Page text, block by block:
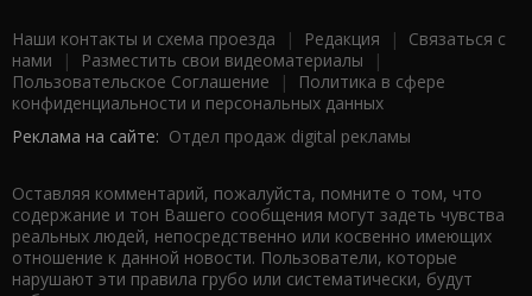
Наши контакты и схема проезда | Редакция | Связаться с
нами | Разместить свои видеоматериалы |
Пользовательское Соглашение |
Политика в сфере
конфиденциальности и персональных данных
Реклама на сайте: Отдел продаж digital рекламы
Оставляя комментарий, пожалуйста, помните о том, что
содержание и тон Вашего сообщения могут задеть чувства
реальных людей, непосредственно или косвенно имеющих
отношение к данной новости. Пользователи, которые
нарушают эти правила грубо или систематически, будут